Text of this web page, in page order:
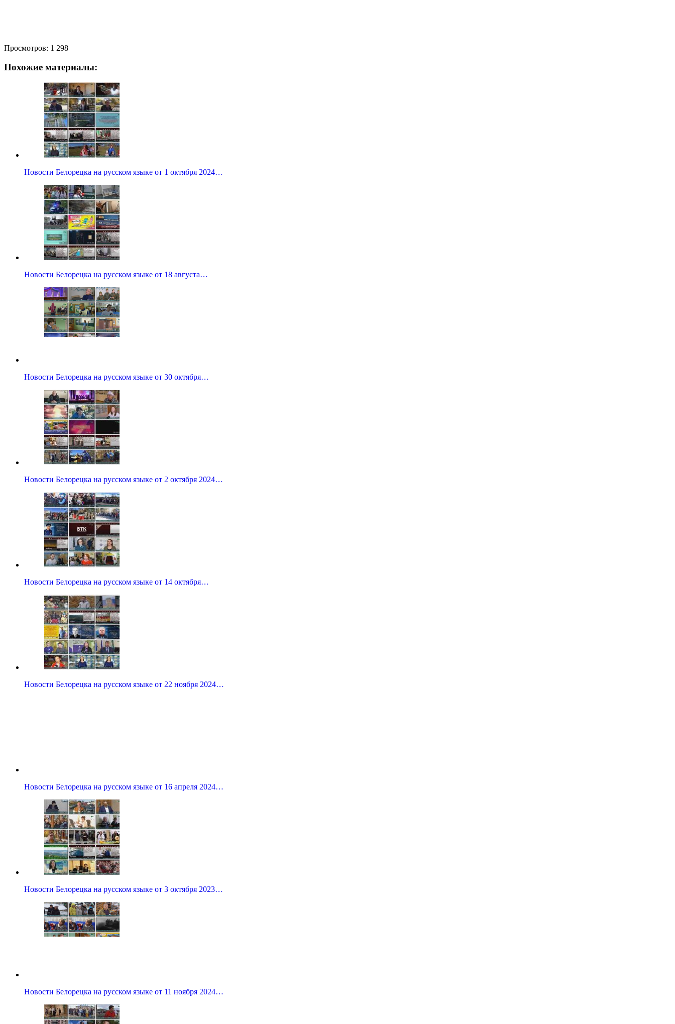
Просмотров: 1 298
Похожие материалы:
Новости Белорецка на русском языке от 1 октября 2024…
Новости Белорецка на русском языке от 18 августа…
Новости Белорецка на русском языке от 30 октября…
Новости Белорецка на русском языке от 2 октября 2024…
Новости Белорецка на русском языке от 14 октября…
Новости Белорецка на русском языке от 22 ноября 2024…
Новости Белорецка на русском языке от 16 апреля 2024…
Новости Белорецка на русском языке от 3 октября 2023…
Новости Белорецка на русском языке от 11 ноября 2024…